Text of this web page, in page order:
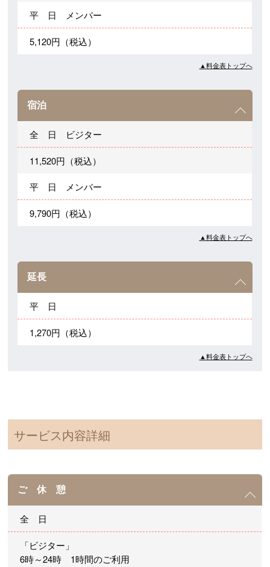
平 日 メンバー
5,120円（税込）
▲料金表トップへ
宿泊
全 日 ビジター
11,520円（税込）
平 日 メンバー
9,790円（税込）
▲料金表トップへ
延長
平 日
1,270円（税込）
▲料金表トップへ
サービス内容詳細
ご 休 憩
全 日
「ビジター」
6時～24時 1時間のご利用